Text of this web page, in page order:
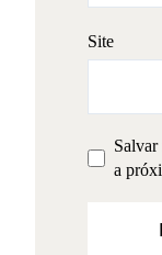
Site
Salvar
a